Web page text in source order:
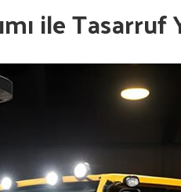
ile